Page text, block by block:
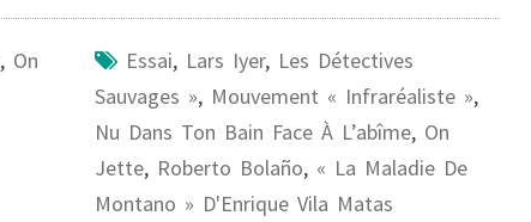
, On
Essai, Lars Iyer, Les Détectives
Sauvages », Mouvement « Infraréaliste »,
Nu Dans Ton Bain Face À L’abîme, On
Jette, Roberto Bolaño, « La Maladie De
Montano » D'Enrique Vila Matas